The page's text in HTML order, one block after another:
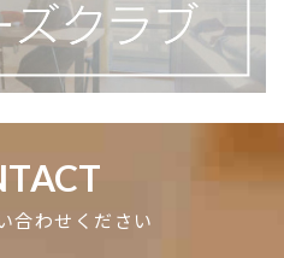
合わせください